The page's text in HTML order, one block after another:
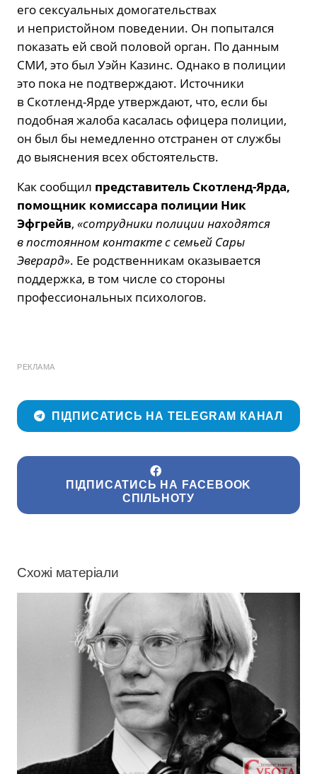
его сексуальных домогательствах
и непристойном поведении. Он попытался
показать ей свой половой орган. По данным
СМИ, это был Уэйн Казинс. Однако в полиции
это пока не подтверждают. Источники
в Скотленд-Ярде утверждают, что, если бы
подобная жалоба касалась офицера полиции,
он был бы немедленно отстранен от службы
до выяснения всех обстоятельств.
Как сообщил представитель Скотленд-Ярда,
помощник комиссара полиции Ник
Эфгрейв, «сотрудники полиции находятся
в постоянном контакте с семьей Сары
Эверард». Ее родственникам оказывается
поддержка, в том числе со стороны
профессиональных психологов.
РЕКЛАМА
ПІДПИСАТИСЬ НА TELEGRAM КАНАЛ
ПІДПИСАТИСЬ НА FACEBOOK
СПІЛЬНОТУ
Схожі матеріали